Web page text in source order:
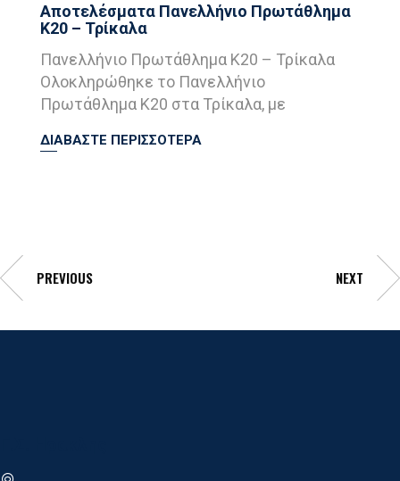
Αποτελέσματα Πανελλήνιο Πρωτάθλημα
Κ20 – Τρίκαλα
Πανελλήνιο Πρωτάθλημα Κ20 – Τρίκαλα
Ολοκληρώθηκε το Πανελλήνιο
Πρωτάθλημα Κ20 στα Τρίκαλα, με
ΔΙΑΒΑΣΤΕ ΠΕΡΙΣΣΟΤΕΡΑ
PREVIOUS NEXT